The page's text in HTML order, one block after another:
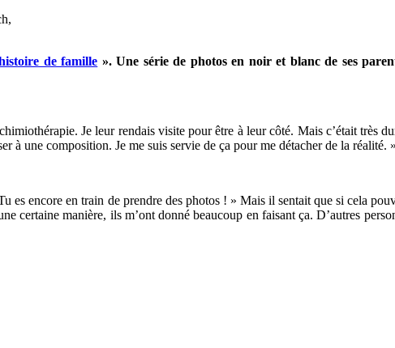
de famille ». Une série de photos en noir et blanc de ses
Je leur rendais visite pour être à leur côté. Mais c’était très
à une composition. Je me suis servie de ça pour me détacher de la réalité. »
encore en train de prendre des photos ! » Mais il sentait que si cela
certaine manière, ils m’ont donné beaucoup en faisant ça. D’autres